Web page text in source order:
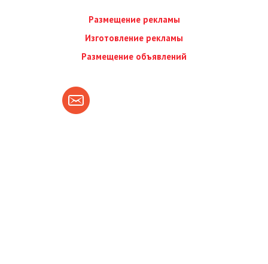
Размещение рекламы
Изготовление рекламы
Размещение объявлений